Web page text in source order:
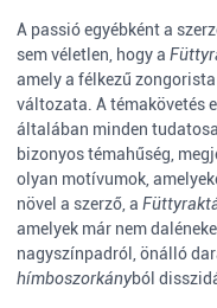
A passió egyébként a
sem véletlen, hogy a
amely a félkezű
változata. A témakövetés
általában minden
bizonyos témahűség,
olyan motívumok,
növel a szerző, a
amelyek már nem
nagyszínpadról, önálló
hímboszorkányból